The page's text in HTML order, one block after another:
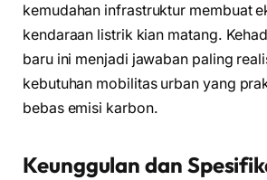
kemudahan infrastruktur membuat
kendaraan listrik kian matang.
baru ini menjadi jawaban paling
kebutuhan mobilitas urban yang
bebas emisi karbon.
Keunggulan dan